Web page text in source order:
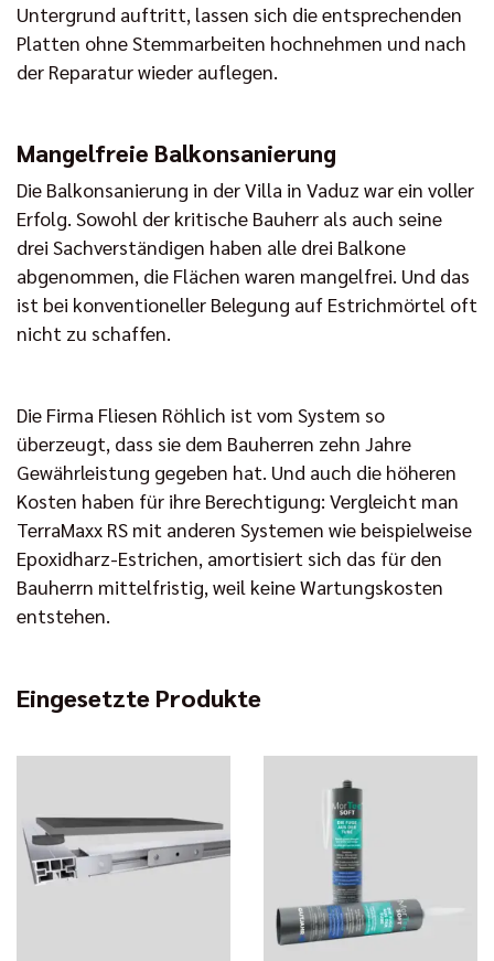
Untergrund auftritt, lassen sich die entsprechenden
Platten ohne Stemmarbeiten hochnehmen und nach
der Reparatur wieder auflegen.
Mangelfreie Balkonsanierung
Die Balkonsanierung in der Villa in Vaduz war ein voller
Erfolg. Sowohl der kritische Bauherr als auch seine
drei Sachverständigen haben alle drei Balkone
abgenommen, die Flächen waren mangelfrei. Und das
ist bei konventioneller Belegung auf Estrichmörtel oft
nicht zu schaffen.
Die Firma Fliesen Röhlich ist vom System so
überzeugt, dass sie dem Bauherren zehn Jahre
Gewährleistung gegeben hat. Und auch die höheren
Kosten haben für ihre Berechtigung: Vergleicht man
TerraMaxx RS mit anderen Systemen wie beispielweise
Epoxidharz-Estrichen, amortisiert sich das für den
Bauherrn mittelfristig, weil keine Wartungskosten
entstehen.
Eingesetzte Produkte